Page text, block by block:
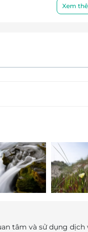
tượng dẫn dắt
giá trị truyền
Hà Nội, con
một giấc mơ
Xem
tâm và sử dụng dịch